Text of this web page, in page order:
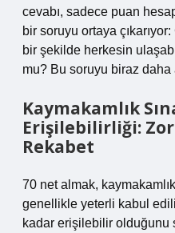
cevabı, sadece puan
bir soruyu ortaya
bir şekilde herkesin
mu? Bu soruyu biraz daha
Kaymakamlık
Erişilebilirliği:
Rekabet
70 net almak,
genellikle yeterli kabul
kadar erişilebilir olduğunu